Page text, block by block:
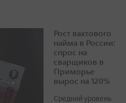
Рост вахтового
найма в России:
спрос на
сварщиков в
Приморье
вырос на 120%
Средний уровень